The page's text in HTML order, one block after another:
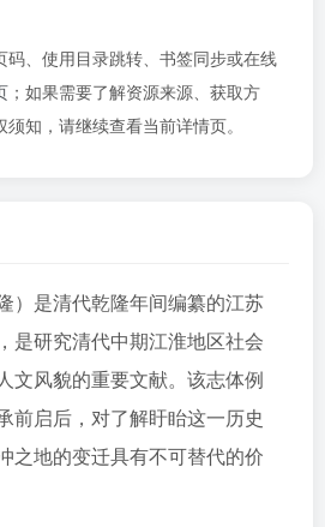
码、使用目录跳转、书签同步或在线
；如果需要了解资源来源、获取方
知，请继续查看当前详情页。
）是清代乾隆年间编纂的江苏
是研究清代中期江淮地区社会
文风貌的重要文献。该志体例
前启后，对了解盱眙这一历史
之地的变迁具有不可替代的价